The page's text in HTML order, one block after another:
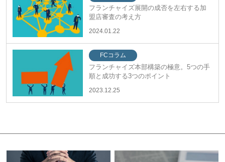
フランチャイズ展開の成否を左右する加
盟店審査の考え方
2024.01.22
FCコラム
フランチャイズ本部構築の極意。5つの手
順と成功する3つのポイント
2023.12.25